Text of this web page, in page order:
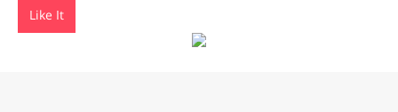
Like It